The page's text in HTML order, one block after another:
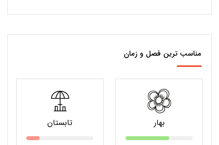
مناسب ترین فصل و زمان
بهار تابستان